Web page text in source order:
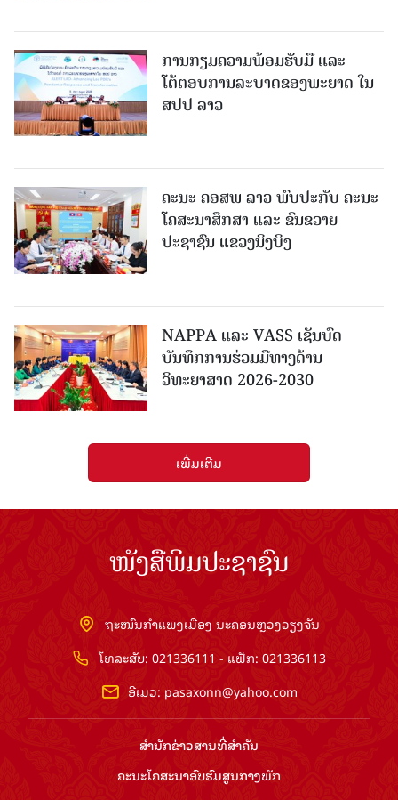
ການກຽມຄວາມພ້ອມຮັບມື ແລະ
ໂຕ້ຕອບການລະບາດຂອງພະຍາດ ໃນ
ສປປ ລາວ
ຄະນະ ຄອສພ ລາວ ພົບປະກັບ ຄະນະ
ໂຄສະນາສຶກສາ ແລະ ຂົນຂວາຍ
ປະຊາຊົນ ແຂວງນິງບິງ
NAPPA ແລະ VASS ເຊັນບົດ
ບັນທຶກການຮ່ວມມືທາງດ້ານ
ວິທະຍາສາດ 2026-2030
ເພີ່ມເຕີມ
ໜັງສືພິມປະຊາຊົນ
ຖະໜົນກຳແພງເມືອງ ນະຄອນຫຼວງວຽງຈັນ
ໂທລະສັບ: 021336111 - ແຟັກ: 021336113
ອີເມວ: pasaxonn@yahoo.com
ສຳ​ນັກ​ຂ່າວ​ສານ​ທີ່​ສຳ​ຄັນ​
ຄະນະໂຄສະນາອົບຮົມ​ສູນ​ກາງ​ພັກ